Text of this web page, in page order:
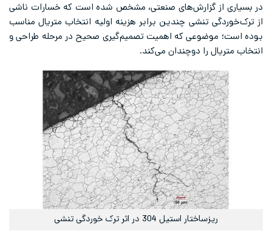
در بسیاری از گزارش‌های صنعتی، مشخص شده است که خسارات ناشی
از ترک‌خوردگی تنشی چندین برابر هزینه اولیه انتخاب متریال مناسب
بوده است؛ موضوعی که اهمیت تصمیم‌گیری صحیح در مرحله طراحی و
انتخاب متریال را دوچندان می‌کند.
ریزساختار استیل 304 در اثر ترک خوردگی تنشی